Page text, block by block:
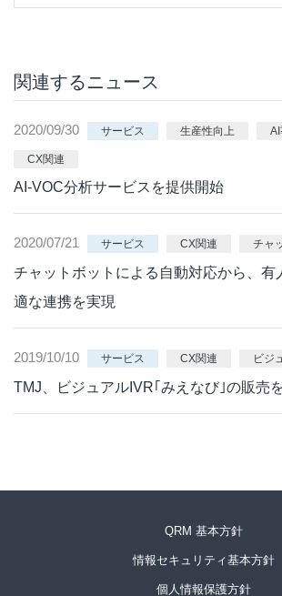
関連するニュース
2020/09/30 サービス 生産性向上
CX関連
AI-VOC分析サービスを提供開始
2020/07/21 サービス CX関連 チャ
チャットボットによる自動対応から、有
適な連携を実現
2019/10/10 サービス CX関連 ビジ
TMJ、ビジュアルIVR｢みえなび｣の販売
QRM 基本方針
情報セキュリティ基本方針
個人情報保護方針